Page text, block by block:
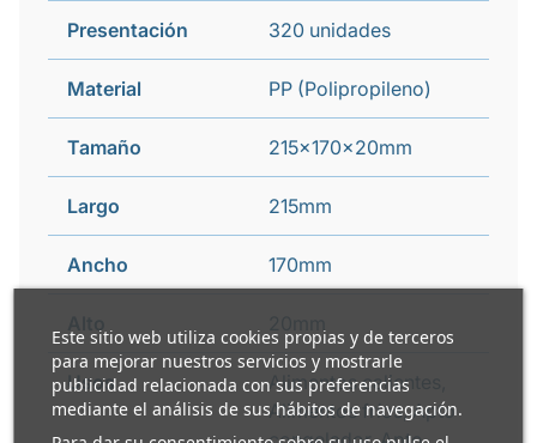
Este sitio web utiliza cookies propias y de terceros
para mejorar nuestros servicios y mostrarle
publicidad relacionada con sus preferencias
mediante el análisis de sus hábitos de navegación.
Presentación 320 unidades
Material PP (Polipropileno)
Tamaño 215x170x20mm
Largo 215mm
Ancho 170mm
Usos
Alimentos calientes,
Alimentos fríos, Apto